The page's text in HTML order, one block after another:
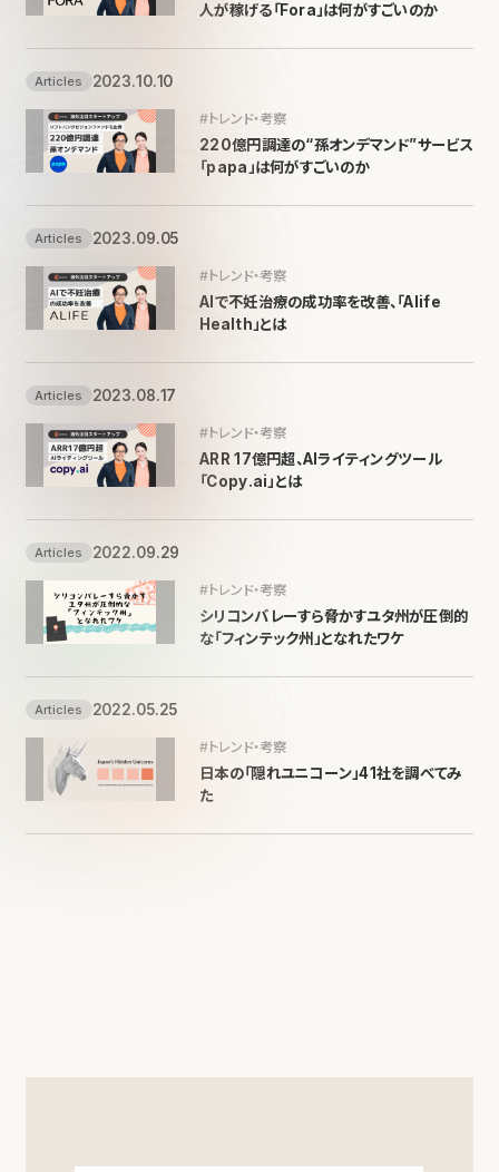
人が稼げる「Fora」は何がすごいのか
Articles 2023.10.10
#トレンド・考察
220億円調達の“孫オンデマンド”サービス
「papa」は何がすごいのか
Articles 2023.09.05
#トレンド・考察
AIで不妊治療の成功率を改善、「Alife
Health」とは
Articles 2023.08.17
#トレンド・考察
ARR 17億円超、AIライティングツール
「Copy.ai」とは
Articles 2022.09.29
#トレンド・考察
シリコンバレーすら脅かすユタ州が圧倒的
な「フィンテック州」となれたワケ
Articles 2022.05.25
#トレンド・考察
日本の「隠れユニコーン」41社を調べてみ
た